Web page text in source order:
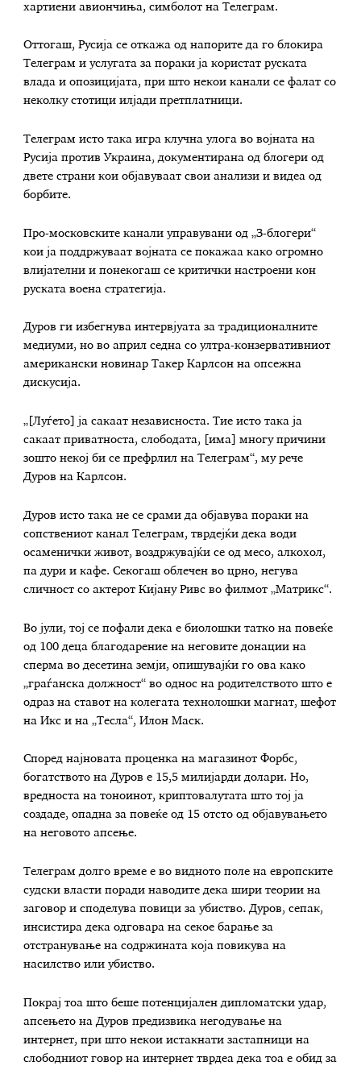
хартиени авиончиња, симболот на Телеграм.
Оттогаш, Русија се откажа од напорите да го блокира
Телеграм и услугата за пораки ја користат руската
влада и опозицијата, при што некои канали се фалат со
неколку стотици илјади претплатници.
Телеграм исто така игра клучна улога во војната на
Русија против Украина, документирана од блогери од
двете страни кои објавуваат свои анализи и видеа од
борбите.
Про-московските канали управувани од „З-блогери“
кои ја поддржуваат војната се покажаа како огромно
влијателни и понекогаш се критички настроени кон
руската воена стратегија.
Дуров ги избегнува интервјуата за традиционалните
медиуми, но во април седна со ултра-конзервативниот
американски новинар Такер Карлсон на опсежна
дискусија.
„[Луѓето] ја сакаат независноста. Тие исто така ја
сакаат приватноста, слободата, [има] многу причини
зошто некој би се префрлил на Телеграм“, му рече
Дуров на Карлсон.
Дуров исто така не се срами да објавува пораки на
сопствениот канал Телеграм, тврдејќи дека води
осаменички живот, воздржувајќи се од месо, алкохол,
па дури и кафе. Секогаш облечен во црно, негува
сличност со актерот Кијану Ривс во филмот „Матрикс“.
Во јули, тој се пофали дека е биолошки татко на повеќе
од 100 деца благодарение на неговите донации на
сперма во десетина земји, опишувајќи го ова како
„граѓанска должност“ во однос на родителството што е
одраз на ставот на колегата технолошки магнат, шефот
на Икс и на „Тесла“, Илон Маск.
Според најновата проценка на магазинот Форбс,
богатството на Дуров е 15,5 милијарди долари. Но,
вредноста на тоноинот, криптовалутата што тој ја
создаде, опадна за повеќе од 15 отсто од објавувањето
на неговото апсење.
Телеграм долго време е во видното поле на европските
судски власти поради наводите дека шири теории на
заговор и споделува повици за убиство. Дуров, сепак,
инсистира дека одговара на секое барање за
отстранување на содржината која повикува на
насилство или убиство.
Покрај тоа што беше потенцијален дипломатски удар,
апсењето на Дуров предизвика негодување на
интернет, при што некои истакнати застапници на
слободниот говор на интернет тврдеа дека тоа е обид за